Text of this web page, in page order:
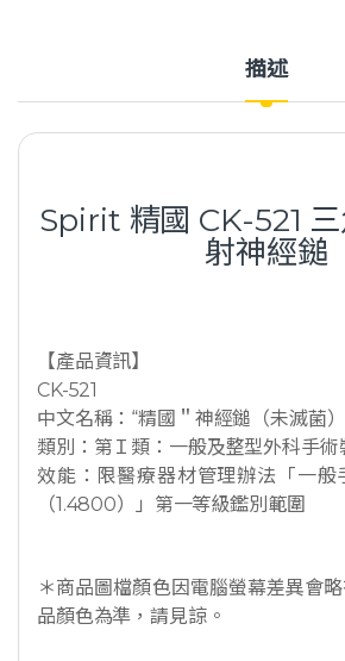
描述
Spirit 精國 CK-521
射神經鎚
【產品資訊】
CK-521
中文名稱：“精國＂神經鎚（未滅菌）
類別：第Ｉ類：一般及整型外科手術
效能：限醫療器材管理辦法「一般
（1.4800）」第一等級鑑別範圍
＊商品圖檔顏色因電腦螢幕差異會
品顏色為準，請見諒。